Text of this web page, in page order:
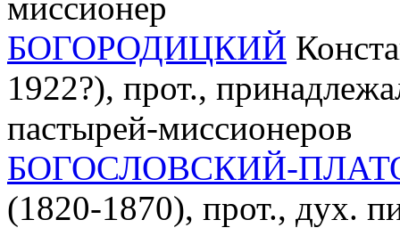
БОГОРОДИЦКИЙ
1922?), прот.,
пастырей-миссионеров
БОГОСЛОВСКИЙ-
(1820-1870), прот., дух.